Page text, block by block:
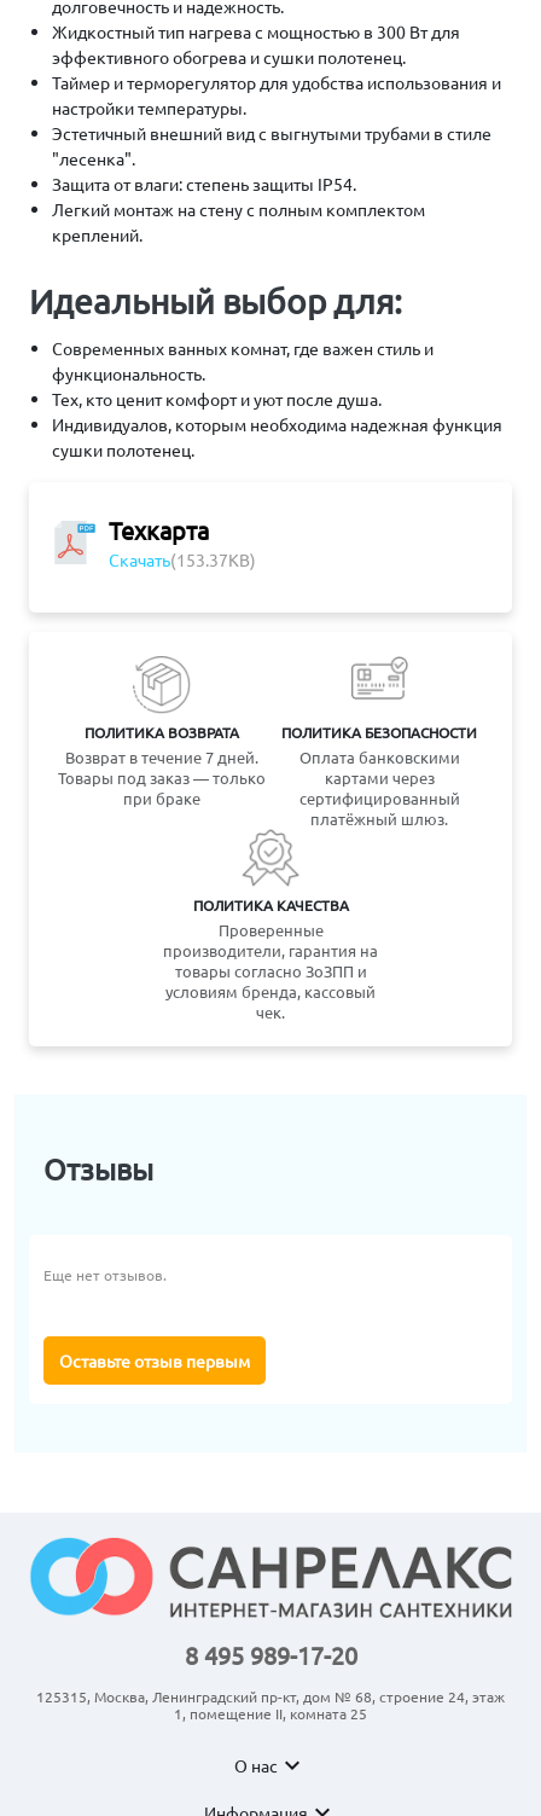
Техкарта
Скачать(153.37KB)
ПОЛИТИКА ВОЗВРАТА
Возврат в течение 7 дней.
Товары под заказ — только
при браке
ПОЛИТИКА БЕЗОПАСНОСТИ
Оплата банковскими
картами через
сертифицированный
платёжный шлюз.
ПОЛИТИКА КАЧЕСТВА
Проверенные
производители, гарантия на
товары согласно ЗоЗПП и
условиям бренда, кассовый
чек.
долговечность и надежность.
Жидкостный тип нагрева с мощностью в 300 Вт для
эффективного обогрева и сушки полотенец.
Таймер и терморегулятор для удобства использования и
настройки температуры.
Эстетичный внешний вид с выгнутыми трубами в стиле
"лесенка".
Защита от влаги: степень защиты IP54.
Легкий монтаж на стену с полным комплектом
креплений.
Идеальный выбор для:
Современных ванных комнат, где важен стиль и
функциональность.
Тех, кто ценит комфорт и уют после душа.
Индивидуалов, которым необходима надежная функция
сушки полотенец.
Отзывы
Еще нет отзывов.
Оставьте отзыв первым
8 495 989-17-20
125315, Москва, Ленинградский пр-кт, дом № 68, строение 24, этаж
1, помещение II, комната 25
О нас expand_more